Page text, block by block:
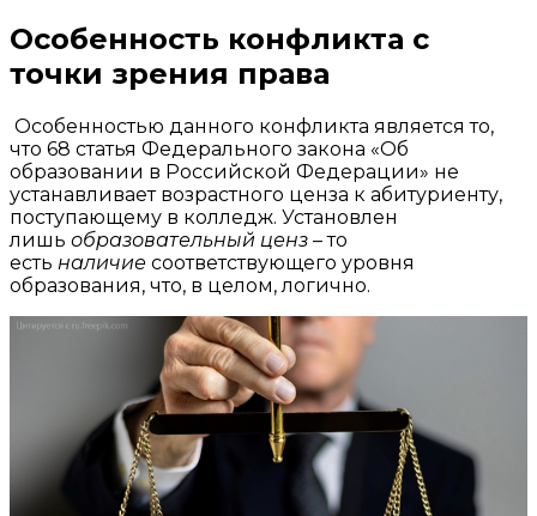
Особенность конфликта с
точки зрения права
Особенностью данного конфликта является то,
что 68 статья Федерального закона «Об
образовании в Российской Федерации» не
устанавливает возрастного ценза к абитуриенту,
поступающему в колледж. Установлен
лишь образовательный ценз – то
есть наличие соответствующего уровня
образования, что, в целом, логично.